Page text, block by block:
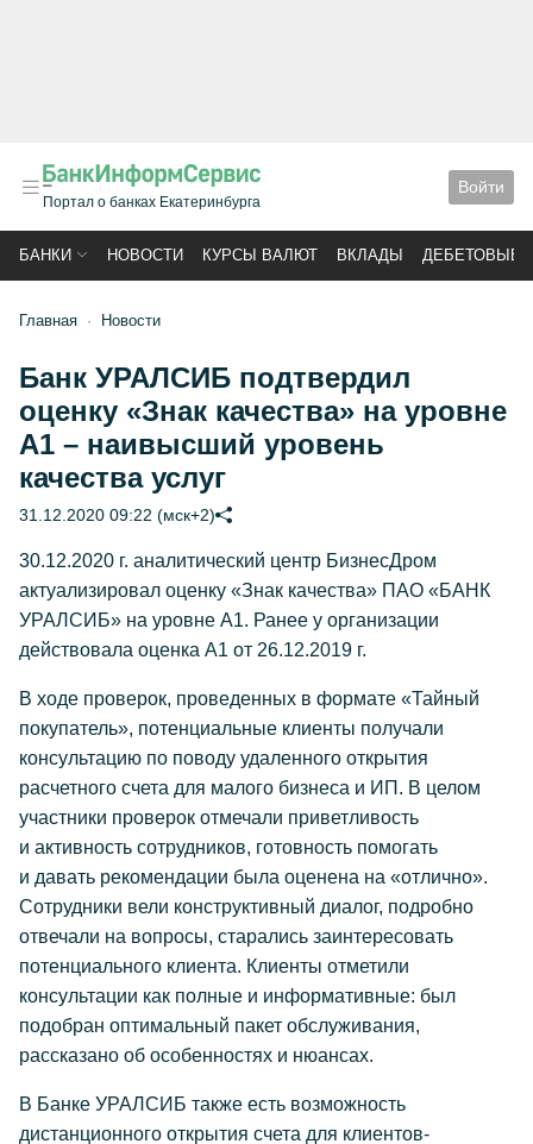
Портал о банках Екатеринбурга
Войти
БАНКИ НОВОСТИ КУРСЫ ВАЛЮТ ВКЛАДЫ ДЕБЕТОВЫЕ
Главная Новости
Банк УРАЛСИБ подтвердил
оценку «Знак качества» на уровне
А1 – наивысший уровень
качества услуг
31.12.2020 09:22 (мск+2)
30.12.2020 г. аналитический центр БизнесДром
актуализировал оценку «Знак качества» ПАО «БАНК
УРАЛСИБ» на уровне А1. Ранее у организации
действовала оценка А1 от 26.12.2019 г.
В ходе проверок, проведенных в формате «Тайный
покупатель», потенциальные клиенты получали
консультацию по поводу удаленного открытия
расчетного счета для малого бизнеса и ИП. В целом
участники проверок отмечали приветливость
и активность сотрудников, готовность помогать
и давать рекомендации была оценена на «отлично».
Сотрудники вели конструктивный диалог, подробно
отвечали на вопросы, старались заинтересовать
потенциального клиента. Клиенты отметили
консультации как полные и информативные: был
подобран оптимальный пакет обслуживания,
рассказано об особенностях и нюансах.
В Банке УРАЛСИБ также есть возможность
дистанционного открытия счета для клиентов-